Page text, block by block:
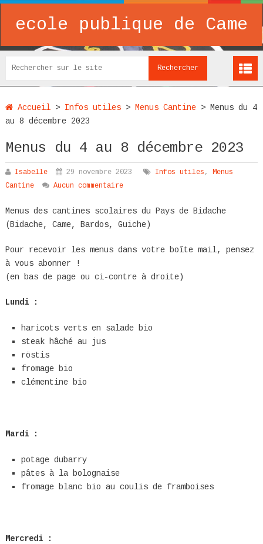
ecole publique de Came
Accueil> Infos utiles> Menus Cantine>
Menus du 4
au 8 décembre 2023
Menus du 4 au 8 décembre 2023
Isabelle 29 novembre 2023 Infos utiles , Menus
Cantine
Aucun commentaire
Menus des cantines scolaires du Pays de Bidache
(Bidache, Came, Bardos, Guiche)
Pour recevoir les menus dans votre boîte mail, pensez
à vous abonner !
(en bas de page ou ci-contre à droite)
Lundi :
haricots verts en salade bio
steak hâché au jus
röstis
fromage bio
clémentine bio
Mardi :
potage dubarry
pâtes à la bolognaise
fromage blanc bio au coulis de framboises
Mercredi :